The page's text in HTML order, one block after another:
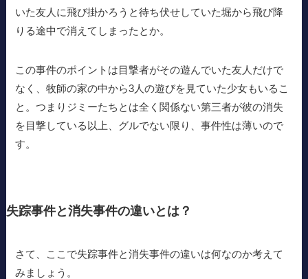
いた友人に飛び掛かろうと待ち伏せしていた堀から飛び降
りる途中で消えてしまったとか。
この事件のポイントは目撃者がその遊んでいた友人だけで
なく、牧師の家の中から3人の遊びを見ていた少女もいるこ
と。つまりジミーたちとは全く関係ない第三者が彼の消失
を目撃している以上、グルでない限り、事件性は薄いので
す。
失踪事件と消失事件の違いとは？
さて、ここで失踪事件と消失事件の違いは何なのか考えて
みましょう。